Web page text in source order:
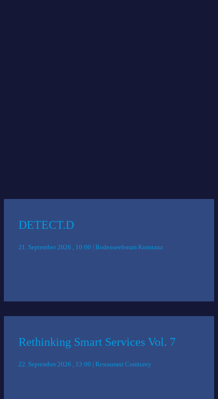
DETECT.D
21. September 2026 , 10:00 | Bodenseeforum Konstanz
Rethinking Smart Services Vol. 7
22. September 2026 , 13:00 | Restaurant Comturey